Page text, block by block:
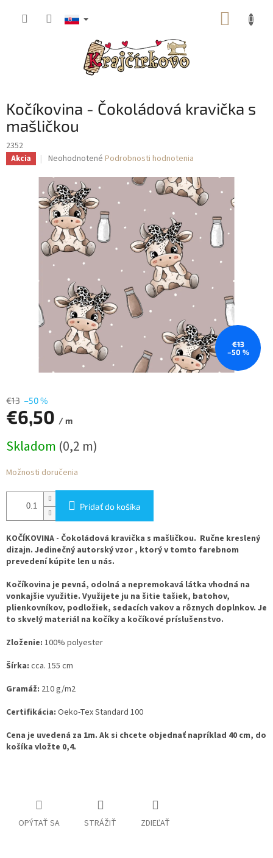
Kočíkovina - Čokoládová kravička s
mašličkou
2352
Akcia
Priemerné
produktu
je
0,0
z
5
hviezdičiek.
Neohodnotené Podrobnosti hodnotenia
€13
–50 %
€13 –50 %
€6,50 / m
cena:
Skladom (0,2 m)
Možnosti doručenia
Pridať do košíka
KOČÍKOVINA - Čokoládová kravička s mašličkou. Ručne kreslený
dizajn. Jedinečný autorský vzor , ktorý v tomto farebnom
prevedení kúpite len u nás.
Kočíkovina je pevná, odolná a nepremokavá látka vhodná na
vonkajšie využitie. Využijete ju na šitie tašiek, batohov,
plienkovníkov, podložiek, sedacích vakov a rôznych doplnkov. Je
to skvelý materiál na kočíky a kočíkové príslušenstvo.
Zloženie: 100% polyester
Šírka: cca. 155 cm
Gramáž: 210 g/m2
Certifikácia: Oeko-Tex Standard 100
Cena je uvedená za 1m. Ak si chcete objednať napríklad 40 cm, do
košíka vložte 0,4.
OPÝTAŤ SA STRÁŽIŤ ZDIEĽAŤ